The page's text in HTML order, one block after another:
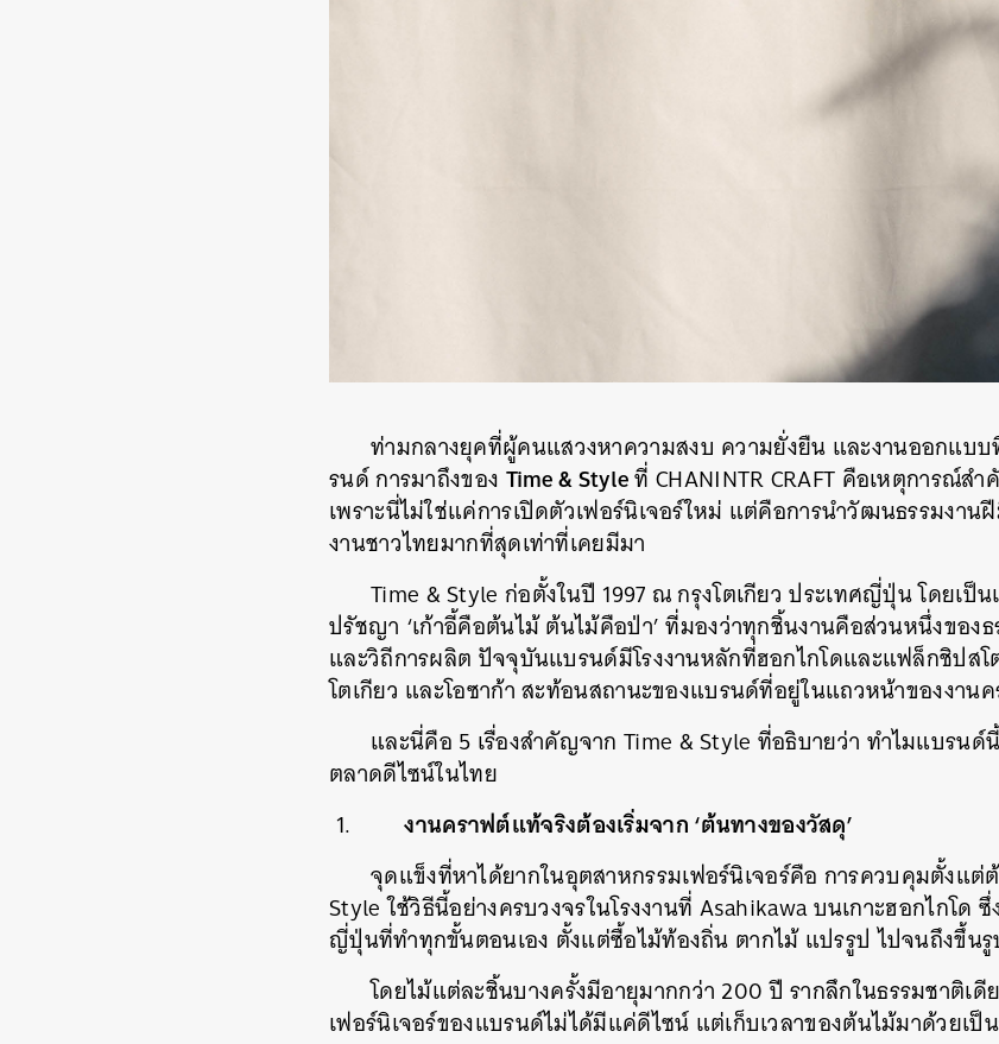
ท่ามกลางยุคที่ผู้คนแสวงหาความสงบ ความยั่งยืน และงานออกแบบ
รนด์ การมาถึงของ Time & Styleที่ CHANINTR CRAFT คือเหตุการณ์ส
เพราะนี่ไม่ใช่แค่การเปิดตัวเฟอร์นิเจอร์ใหม่ แต่คือการนำวัฒนธรรมงา
งานชาวไทยมากที่สุดเท่าที่เคยมีมา
Time & Style ก่อตั้งในปี 1997 ณ กรุงโตเกียว ประเทศญี่ปุ่น โดยเป็
ปรัชญา ‘เก้าอี้คือต้นไม้ ต้นไม้คือป่า’ ที่มองว่าทุกชิ้นงานคือส่วนหนึ่งของ
และวิถีการผลิต ปัจจุบันแบรนด์มีโรงงานหลักที่ฮอกไกโดและแฟล็กชิปส
โตเกียว และโอซาก้า สะท้อนสถานะของแบรนด์ที่อยู่ในแถวหน้าของงาน
และนี่คือ 5 เรื่องสำคัญจาก Time & Style ที่อธิบายว่า ทำไมแบรน
ตลาดดีไซน์ในไทย
งานคราฟต์แท้จริงต้องเริ่มจาก ‘ต้นทางของวัสดุ’
จุดแข็งที่หาได้ยากในอุตสาหกรรมเฟอร์นิเจอร์คือ การควบคุมตั้งแต่
Style ใช้วิธีนี้อย่างครบวงจรในโรงงานที่ Asahikawa บนเกาะฮอกไกโด ซึ่
ญี่ปุ่นที่ทำทุกขั้นตอนเอง ตั้งแต่ซื้อไม้ท้องถิ่น ตากไม้ แปรรูป ไปจนถึงขึ้นรู
โดยไม้แต่ละชิ้นบางครั้งมีอายุมากกว่า 200 ปี รากลึกในธรรมชาติเ
เฟอร์นิเจอร์ของแบรนด์ไม่ได้มีแค่ดีไซน์ แต่เก็บเวลาของต้นไม้มาด้วยเป็
ค้นหา
SHARE TWEET LINE EMAIL